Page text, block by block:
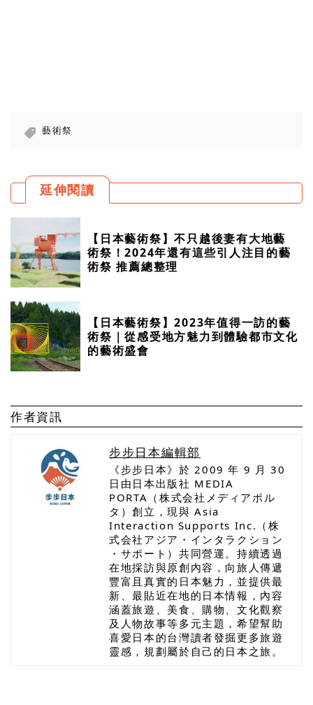
藝術祭
延伸閱讀
【日本藝術祭】不只越後妻有大地藝
術祭！2024年還有這些引人注目的藝
術祭 推薦總整理
【日本藝術祭】2023年值得一訪的藝
術祭｜從感受地方魅力到體驗都市文化
的藝術盛會
作者資訊
步步日本編輯部
《步步日本》於 2009 年 9 月 30
日由日本出版社 MEDIA
PORTA（株式会社メディアポル
タ）創立，現與 Asia
Interaction Supports Inc.（株
式会社アジア・インタラクション
・サポート）共同營運。持續透過
在地採訪與原創內容，向旅人傳遞
豐富且真實的日本魅力，並提供最
新、最貼近在地的日本情報，內容
涵蓋旅遊、美食、購物、文化觀察
及人物故事等多元主題，希望幫助
喜愛日本的台灣讀者發掘更多旅遊
靈感，規劃屬於自己的日本之旅。